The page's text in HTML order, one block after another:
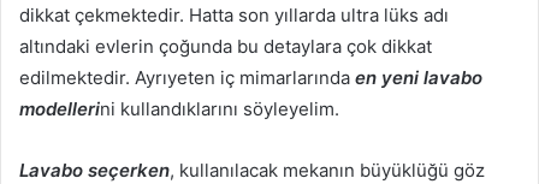
dikkat çekmektedir. Hatta son yıllarda ultra lüks adı
altındaki evlerin çoğunda bu detaylara çok dikkat
edilmektedir. Ayrıyeten iç mimarlarında en yeni lavabo
modellerini kullandıklarını söyleyelim.
Lavabo seçerken, kullanılacak mekanın büyüklüğü göz